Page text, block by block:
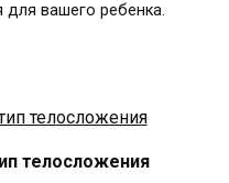
вашего ребенка.
телосложения